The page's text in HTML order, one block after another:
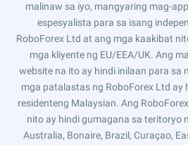
malinaw sa iyo, mangyaring mag-
espesyalista para sa isang
RoboForex Ltd at ang mga kaakibat
mga kliyente ng EU/EEA/UK. Ang
website na ito ay hindi inilaan para sa
mga patalastas ng RoboForex Ltd ay
residenteng Malaysian. Ang
nito ay hindi gumagana sa teritoryo
Australia, Bonaire, Brazil, Curaçao,